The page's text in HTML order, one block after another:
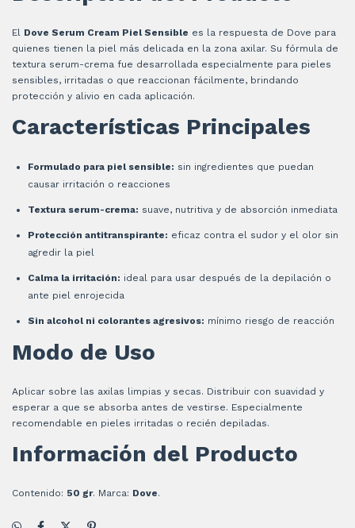
El Dove Serum Cream Piel Sensible es la respuesta de Dove para
quienes tienen la piel más delicada en la zona axilar. Su fórmula de
textura serum-crema fue desarrollada especialmente para pieles
sensibles, irritadas o que reaccionan fácilmente, brindando
protección y alivio en cada aplicación.
Características Principales
Formulado para piel sensible: sin ingredientes que puedan
causar irritación o reacciones
Textura serum-crema: suave, nutritiva y de absorción inmediata
Protección antitranspirante: eficaz contra el sudor y el olor sin
agredir la piel
Calma la irritación: ideal para usar después de la depilación o
ante piel enrojecida
Sin alcohol ni colorantes agresivos: mínimo riesgo de reacción
Modo de Uso
Aplicar sobre las axilas limpias y secas. Distribuir con suavidad y
esperar a que se absorba antes de vestirse. Especialmente
recomendable en pieles irritadas o recién depiladas.
Información del Producto
Contenido: 50 gr. Marca: Dove.